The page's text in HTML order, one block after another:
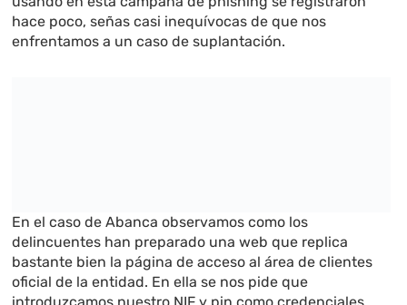
hace poco, señas casi inequívocas de que nos
enfrentamos a un caso de suplantación.
En el caso de Abanca observamos como los
delincuentes han preparado una web que replica
bastante bien la página de acceso al área de clientes
oficial de la entidad. En ella se nos pide que